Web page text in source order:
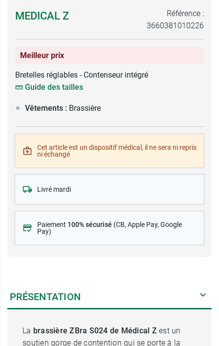
MEDICAL Z
Référence :
3660381010226
Meilleur prix
Bretelles réglables - Contenseur intégré
Guide des tailles
Vêtements : Brassière
Cet article est un dispositif médical, il ne sera ni repris
ni échangé
Livré mardi
Paiement 100% sécurisé (CB, Apple Pay, Google
Pay)
PRÉSENTATION
La brassière ZBra S024 de Médical Z est un
soutien gorge de contention qui se porte à la